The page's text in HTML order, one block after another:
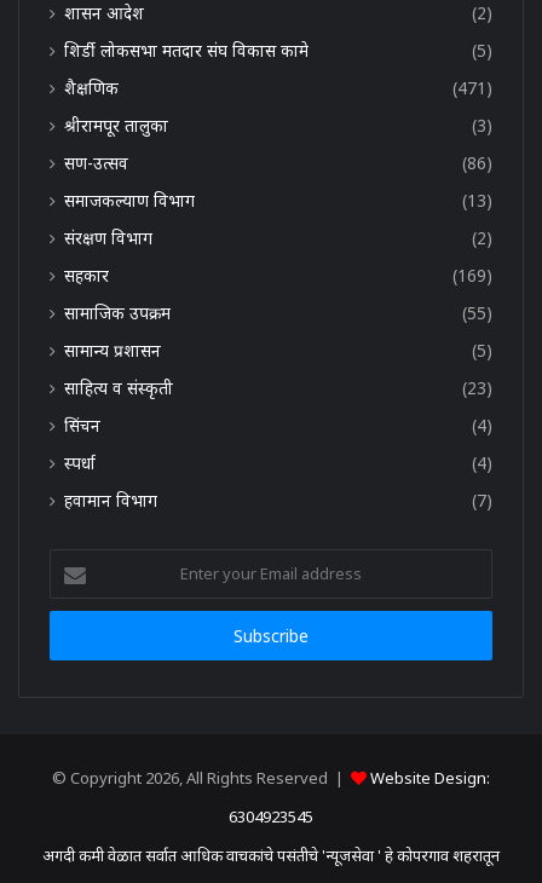
शासन आदेश
(2)
शिर्डी लोकसभा मतदार संघ विकास कामे
(5)
शैक्षणिक
(471)
श्रीरामपूर तालुका
(3)
सण-उत्सव
(86)
समाजकल्याण विभाग
(13)
संरक्षण विभाग
(2)
सहकार
(169)
सामाजिक उपक्रम
(55)
सामान्य प्रशासन
(5)
साहित्य व संस्कृती
(23)
सिंचन
(4)
स्पर्धा
(4)
हवामान विभाग
(7)
your
Email
© Copyright 2026, All Rights Reserved |
Website Design:
6304923545
अगदी कमी वेळात सर्वात आधिक वाचकांचे पसंतीचे 'न्यूजसेवा ' हे कोपरगाव शहरातून